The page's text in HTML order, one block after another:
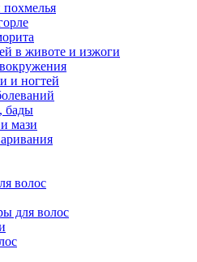
похмелья
в животе и изжоги
и ногтей
бады
мази
волос
для волос